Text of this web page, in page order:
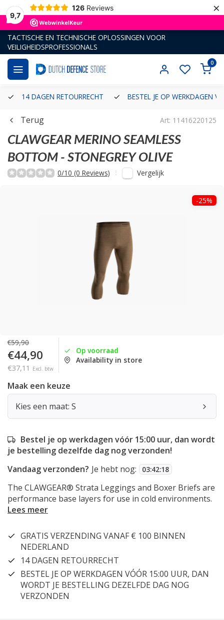
9,7
126 Reviews ×
TACTISCHE EN TECHNISCHE OPLOSSINGEN VOOR
VEILIGHEIDSPROFESSIONALS
0
14 DAGEN RETOURRECHT BESTEL JE OP WERKDAGEN
Terug Art: 11416220125
CLAWGEAR MERINO SEAMLESS
BOTTOM - STONEGREY OLIVE
0/10 (0 Reviews) Vergelijk
-25%
€59,90
€44,90
€37,11 Excl. btw
Op voorraad
Availability in store
Maak een keuze
Kies een maat: S
Bestel je op werkdagen vóór 15:00 uur, dan wordt
je bestelling dezelfde dag nog verzonden!
Vandaag verzonden? Je hebt nog: 03:42:17
The CLAWGEAR® Strata Leggings and Boxer Briefs are
performance base layers for use in cold environments.
Lees meer
GRATIS VERZENDING VANAF € 100 BINNEN
NEDERLAND
14 DAGEN RETOURRECHT
BESTEL JE OP WERKDAGEN VÓÓR 15:00 UUR, DAN
WORDT JE BESTELLING DEZELFDE DAG NOG
VERZONDEN